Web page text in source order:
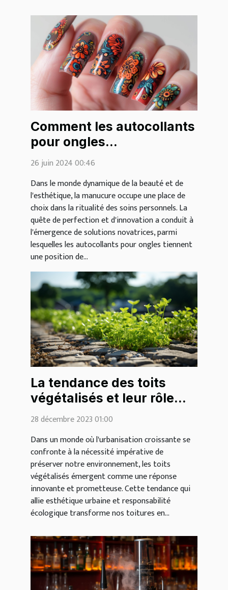
Comment les autocollants
pour ongles
révolutionnent la
manucure moderne
26 juin 2024 00:46
Dans le monde dynamique de la beauté et de
l'esthétique, la manucure occupe une place de
choix dans la ritualité des soins personnels. La
quête de perfection et d'innovation a conduit à
l'émergence de solutions novatrices, parmi
lesquelles les autocollants pour ongles tiennent
une position de...
La tendance des toits
végétalisés et leur rôle
écologique
28 décembre 2023 01:00
Dans un monde où l'urbanisation croissante se
confronte à la nécessité impérative de
préserver notre environnement, les toits
végétalisés émergent comme une réponse
innovante et prometteuse. Cette tendance qui
allie esthétique urbaine et responsabilité
écologique transforme nos toitures en...